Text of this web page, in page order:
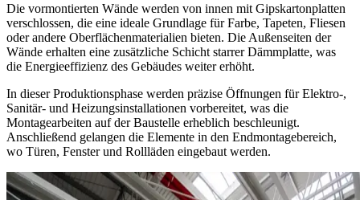
Die vormontierten Wände werden von innen mit Gipskartonplatten
verschlossen, die eine ideale Grundlage für Farbe, Tapeten, Fliesen
oder andere Oberflächenmaterialien bieten. Die Außenseiten der
Wände erhalten eine zusätzliche Schicht starrer Dämmplatte, was
die Energieeffizienz des Gebäudes weiter erhöht.
In dieser Produktionsphase werden präzise Öffnungen für Elektro-,
Sanitär- und Heizungsinstallationen vorbereitet, was die
Montagearbeiten auf der Baustelle erheblich beschleunigt.
Anschließend gelangen die Elemente in den Endmontagebereich,
wo Türen, Fenster und Rollläden eingebaut werden.